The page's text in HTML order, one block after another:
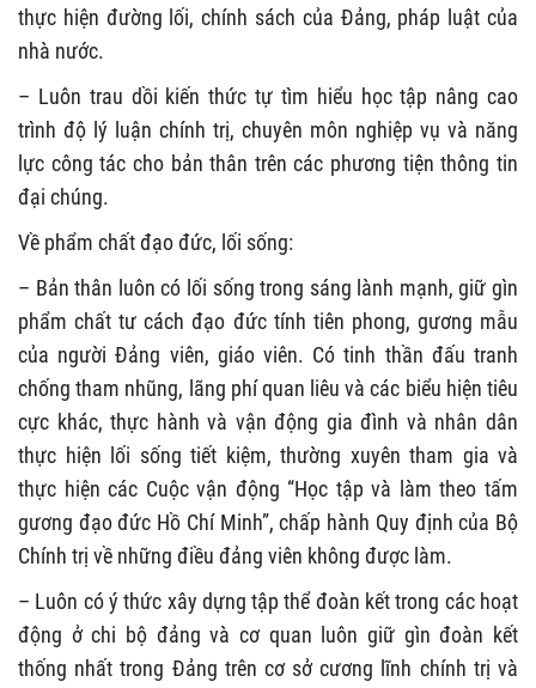
thực hiện đường lối, chính sách của Đảng, pháp luật của
nhà nước.
– Luôn trau dồi kiến thức tự tìm hiểu học tập nâng cao
trình độ lý luận chính trị, chuyên môn nghiệp vụ và năng
lực công tác cho bản thân trên các phương tiện thông tin
đại chúng.
Về phẩm chất đạo đức, lối sống:
– Bản thân luôn có lối sống trong sáng lành mạnh, giữ gìn
phẩm chất tư cách đạo đức tính tiên phong, gương mẫu
của người Đảng viên, giáo viên. Có tinh thần đấu tranh
chống tham nhũng, lãng phí quan liêu và các biểu hiện tiêu
cực khác, thực hành và vận động gia đình và nhân dân
thực hiện lối sống tiết kiệm, thường xuyên tham gia và
thực hiện các Cuộc vận động “Học tập và làm theo tấm
gương đạo đức Hồ Chí Minh”, chấp hành Quy định của Bộ
Chính trị về những điều đảng viên không được làm.
– Luôn có ý thức xây dựng tập thể đoàn kết trong các hoạt
động ở chi bộ đảng và cơ quan luôn giữ gìn đoàn kết
thống nhất trong Đảng trên cơ sở cương lĩnh chính trị và